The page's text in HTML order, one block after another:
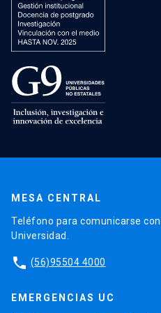
MESA CENTRAL
Teléfono para comunicarse
Universidad.
phone (56)95504 4000
EMERGENCIAS UC